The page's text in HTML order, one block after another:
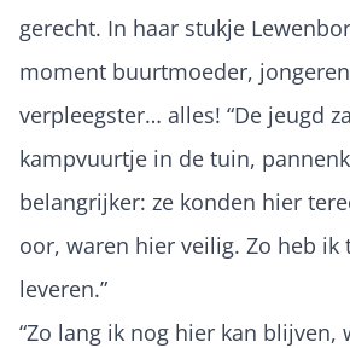
gerecht. In haar stukje
moment buurtmoeder,
verpleegster… alles! “De jeugd
kampvuurtje in de tuin,
belangrijker: ze konden hier
oor, waren hier veilig. Zo heb
leveren.”
“Zo lang ik nog hier kan